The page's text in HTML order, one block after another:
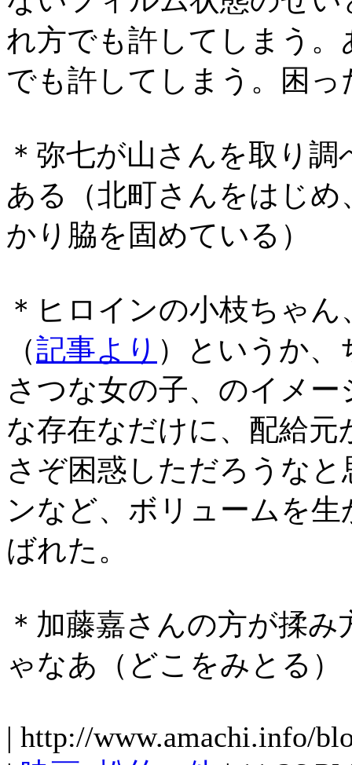
れ方でも許してしまう
でも許してしまう。困っ
＊弥七が山さんを取り
ある（北町さんをはじ
かり脇を固めている）
＊ヒロインの小枝ちゃ
（記事より ）というか
さつな女の子、のイメ
な存在なだけに、配給
さぞ困惑しただろうな
ンなど、ボリュームを
ばれた。
＊加藤嘉さんの方が揉
ゃなあ（どこをみとる）
| http://www.amachi.info/